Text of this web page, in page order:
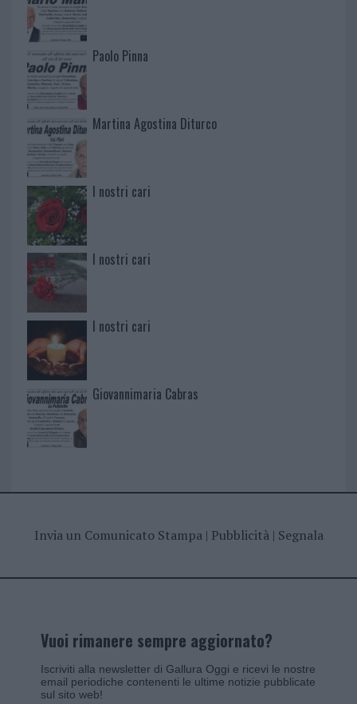
Paolo Pinna
Martina Agostina Diturco
I nostri cari
I nostri cari
I nostri cari
Giovannimaria Cabras
Invia un Comunicato Stampa| Pubblicità| Segnala
Vuoi rimanere sempre aggiornato?
Iscriviti alla newsletter di Gallura Oggi e ricevi le nostre
email periodiche contenenti le ultime notizie pubblicate
sul sito web!